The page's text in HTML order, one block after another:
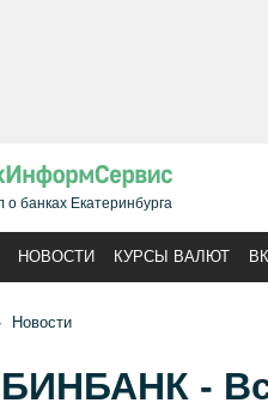
о банках Екатеринбурга
НОВОСТИ КУРСЫ ВАЛЮТ
Новости
БИНБАНК -